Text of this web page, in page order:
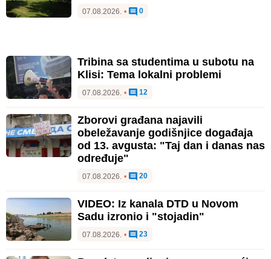
07.08.2026. • 0
Tribina sa studentima u subotu na
Klisi: Tema lokalni problemi
07.08.2026. • 12
Zborovi građana najavili
obeležavanje godišnjice događaja
od 13. avgusta: "Taj dan i danas nas
određuje"
07.08.2026. • 20
VIDEO: Iz kanala DTD u Novom
Sadu izronio i "stojadin"
07.08.2026. • 23